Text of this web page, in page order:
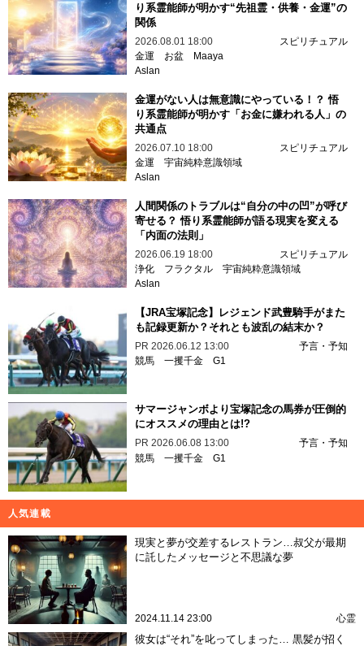
り系霊能師が明かす“先祖霊・供養・金運”の
関係
2026.08.01 18:00
スピリチュアル
金運
お盆
Maaya
Aslan
金運がない人は無意識にやっている！？ 悟
り系霊能師が明かす「お金に嫌われる人」の
共通点
2026.07.10 18:00
スピリチュアル
金運 宇宙純粋意識領域
Aslan
人間関係のトラブルは“自分の中の凹”が呼び
寄せる？ 悟り系霊能師が語る現実を変える
「内面の法則」
2026.06.19 18:00
スピリチュアル
浄化
フラクタル 宇宙純粋意識領域
Aslan
【JRA宝塚記念】レジェンド武豊騎手がまた
も記録更新か？それとも波乱の結末か？
PR 2026.06.12 13:00
予言・予知
競馬 一攫千金 G1
サマージャンボより宝塚記念の馬券が圧倒的
にオススメの理由とは!?
PR 2026.06.08 13:00
予言・予知
競馬 一攫千金 G1
人気連載
現実と夢が交差するレストラン…叔父が最期
に託したメッセージと不思議な夢
2024.11.14 23:00 心霊
彼女は“それ”を叱ってしまった… 黒髪が招く